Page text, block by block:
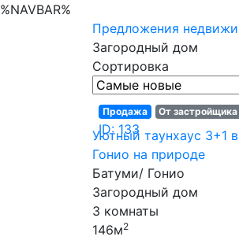
%NAVBAR%
Предложения
Загородный дом
Сортировка
Продажа От застройщика
ID: 133
Уютный таунхаус 3+1
Гонио на природе
Батуми/ Гонио
Загородный дом
3 комнаты
146м2